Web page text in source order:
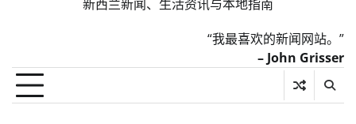
新西兰新闻、生活资讯与本地指南
“我最喜欢的新闻网站。”
– John Grisser